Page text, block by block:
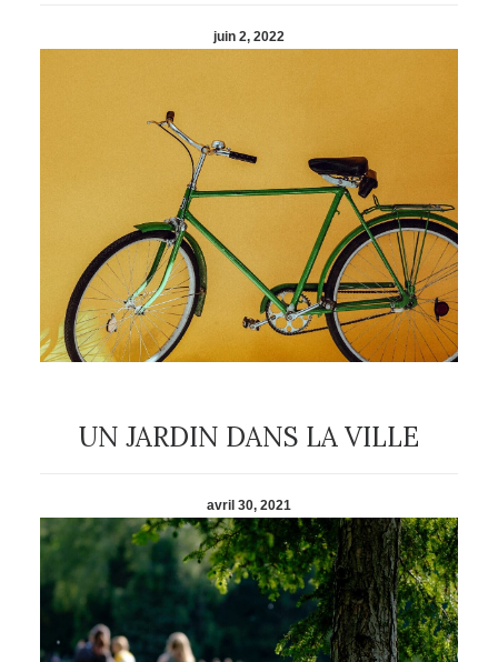
juin 2, 2022
UN JARDIN DANS LA VILLE
avril 30, 2021